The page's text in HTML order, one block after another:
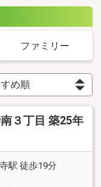
ファミリー
３丁目 築25年
駅 徒歩19分